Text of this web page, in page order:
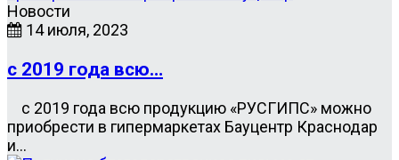
Новости
14 июля, 2023
с 2019 года всю…
с 2019 года всю продукцию «РУСГИПС» можно
приобрести в гипермаркетах Бауцентр Краснодар
и…